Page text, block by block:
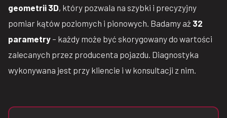
geometrii 3D, który pozwala na szybki i precyzyjny
pomiar kątów poziomych i pionowych. Badamy aż 32
parametry – każdy może być skorygowany do wartości
zalecanych przez producenta pojazdu. Diagnostyka
wykonywana jest przy kliencie i w konsultacji z nim.